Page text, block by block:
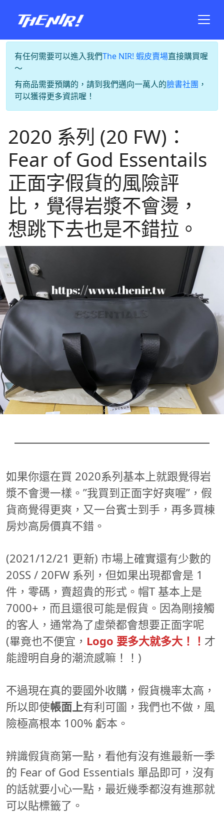
有任何需要可以進入我們The NIR! 蝦皮賣場直接購買喔
～
有商品需要預購的，請到我們邁向一萬人的臉書社團 ，
可以獲得更多資訊喔！
2020 系列 (20 FW)：
Fear of God Essentails
正面字假貨的風險評
比，覺得岩漿不會燙，
想跳下去也是不錯拉。
如果你還在買 2020系列基本上就跟覺得岩
漿不會燙一樣。”我買到正面字好爽喔”，假
貨商覺得更爽，又一台賓士到手，再多買棟
房炒高房價真不錯。
(2021/12/21 更新) 市場上確實還有少數的
20SS / 20FW 系列，但如果出現都會是 1
件，零碼，賣超貴的形式。帽T 基本上是
7000+，而且還很可能是假貨。因為剛接觸
的客人，通常為了虛榮都會想要正面字呢
(畢竟也不便宜， Logo 要多大就多大！！ 才
能證明自身的潮流感嘛！！)
不過現在真的要國外收購，假貨機率太高，
所以即使帳面上有利可圖，我們也不做，風
險極高根本 100% 虧本。
辨識假貨商第一點，看他有沒有進最新一季
的 Fear of God Essentials 單品即可，沒有
的話就要小心一點，最近幾季都沒有進那就
可以貼標籤了。